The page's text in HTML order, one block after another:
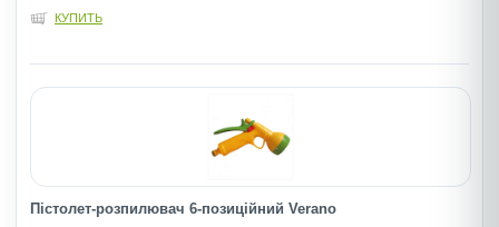
КУПИТЬ
Пістолет-розпилювач 6-позиційний Verano